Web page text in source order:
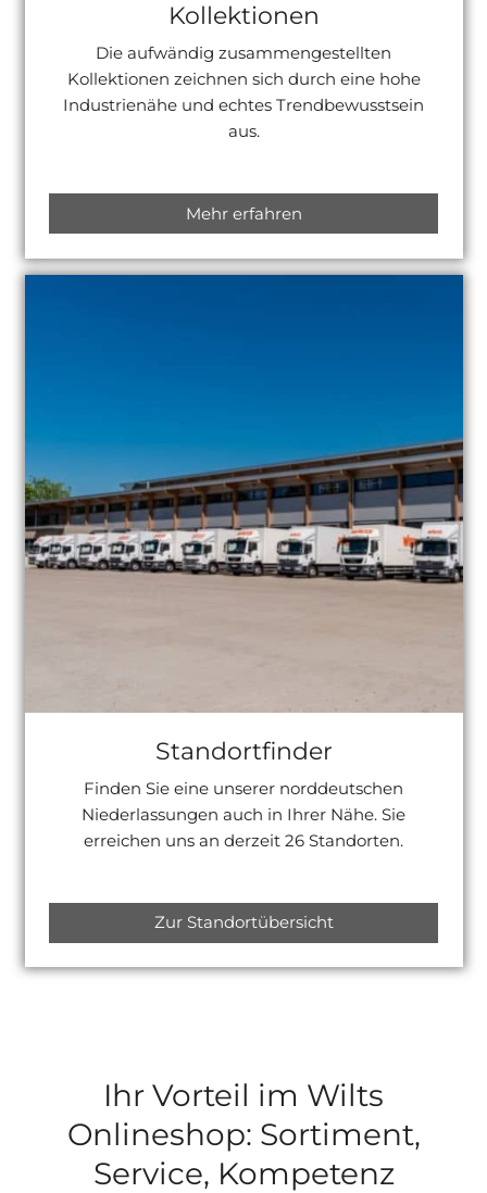
Kollektionen
Die aufwändig zusammengestellten
Kollektionen zeichnen sich durch eine hohe
Industrienähe und echtes Trendbewusstsein
aus.
Mehr erfahren
Standortfinder
Finden Sie eine unserer norddeutschen
Niederlassungen auch in Ihrer Nähe. Sie
erreichen uns an derzeit 26 Standorten.
Zur Standortübersicht
Ihr Vorteil im Wilts
Onlineshop: Sortiment,
Service, Kompetenz